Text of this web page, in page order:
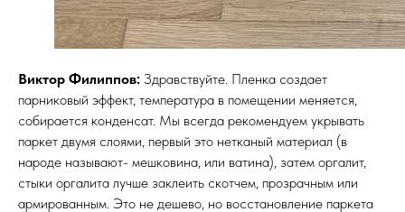
Виктор Филиппов: Здравствуйте. Пленка создает
парниковый эффект, температура в помещении меняется,
собирается конденсат. Мы всегда рекомендуем укрывать
паркет двумя слоями, первый это нетканый материал (в
народе называют- мешковина, или ватина), затем оргалит,
стыки оргалита лучше заклеить скотчем, прозрачным или
армированным. Это не дешево, но восстановление паркета